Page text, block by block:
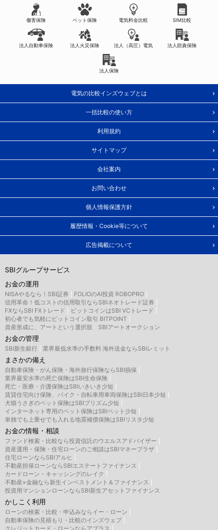
傷害保険 ペット保険 電気料金比較 SIM比較
法人自動車保険 法人火災保険 法人（高圧）電気 法人賠責保険
法人保険
電気の比較インズウェブとは
一括比較の使い方
利用規約
サイトマップ
会社案内
お問い合わせ
個人情報保護方針
履歴情報・Cookie等について
広告掲載について
SBIグループサービス
お金の運用
NISAやるなら！SBI証券
FOLIOのAI投資 ROBOPRO
信用革命！低コストの信用取引ならSBIネオトレード証券
FXならSBI FXトレード
ビットコインはSBI VCトレード
初心者でも気軽にビットコイン取引 BITPOINT
資産形成に、アートという選択肢 SBIアートオークション
お金の管理
SBI新生銀行 業界最低水準の手数料 海外送金ならSBIレミット
まさかの備え
自動車保険・がん保険・海外旅行保険ならSBI損保
業界最安水準の死亡保険はSBI生命保険
死亡・医療・介護保険はSBIいきいき少短
賃貸住宅向け保険、バイク・自転車用車両保険はSBI日本少短
犬猫うさぎのペット保険はSBIプリズム少短
インターネット専用のペット保険はSBIペット少短
単独でも上乗せでも入れる地震補償保険はSBIリスタ少短
お金の情報・相談
ファンド検索・比較なら投資信託のウエルスアドバイザー
資産運用・保険・住宅ローンのご相談はSBIマネープラザ
住宅ローンならSBIアルヒ
不動産担保ローンならSBIエステートファイナンス
カードローン・キャッシングのレイク
不動産×金融なら新生インベストメント＆ファイナンス
投資用マンションローンならSBI新生アセットファイナンス
かしこく利用
ローンの検索・比較・申込みならイー・ローン
自動車保険の見積もり・比較のインズウェブ
クレジットカード・ローンならアプラス